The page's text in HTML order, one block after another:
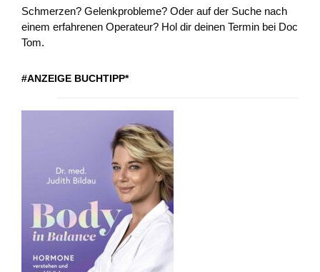
Schmerzen? Gelenkprobleme? Oder auf der Suche nach
einem erfahrenen Operateur? Hol dir deinen Termin bei Doc
Tom.
#ANZEIGE BUCHTIPP*